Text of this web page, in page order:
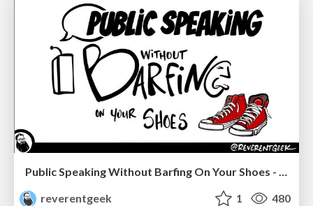
Public Speaking Without Barfing On Your Shoes - THAT 2023
reverentgeek
1 480